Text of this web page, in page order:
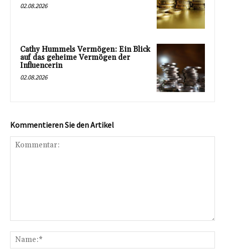
02.08.2026
Cathy Hummels Vermögen: Ein Blick
auf das geheime Vermögen der
Influencerin
02.08.2026
Kommentieren Sie den Artikel